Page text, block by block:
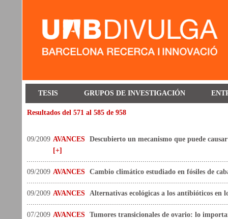
TESIS GRUPOS DE INVESTIGACIÓN
Resultados del 571 al 585 de 958
09/2009 AVANCES Descubierto un mecanismo que puede
[+]
09/2009 AVANCES Cambio climático estudiado en fósiles de
09/2009 AVANCES Alternativas ecológicas a los antibióticos en
07/2009 AVANCES Tumores transicionales de ovario: lo